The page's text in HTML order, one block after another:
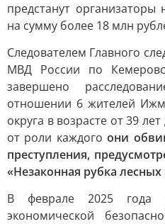
предстанут организаторы
на сумму более 18 млн
Следователем Главного
МВД России по
завершено
отношении 6 жителей
округа в возрасте от 39
от роли каждогоони
преступления,
«Незаконная рубка
В феврале 2025 года
экономической